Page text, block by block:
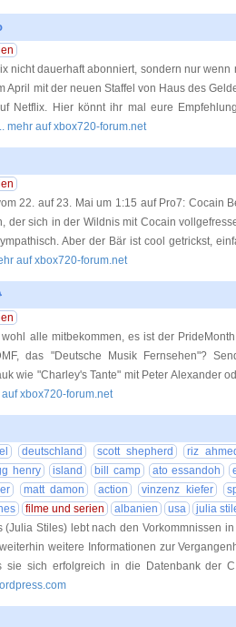
nicht dauerhaft abonniert, sondern nur
April mit der neuen Staffel von Haus des
Netflix. Hier könnt ihr mal eure
mehr auf xbox720-forum.net
22. auf 23. Mai um 1:15 auf Pro7: Cocain
der sich in der Wildnis mit Cocain
Aber der Bär ist cool getrickst,
auf xbox720-forum.net
alle mitbekommen, es ist der
das "Deutsche Musik Fernsehen"?
wie "Charley's Tante" mit Peter Alexander
auf xbox720-forum.net
deutschland scott shepherd
riz
henry island bill camp ato essandoh
matt damon action vinzenz kiefer
filme und serien albanien usa
julia
(Julia Stiles) lebt nach den Vorkommnissen
weitere Informationen zur
sie sich erfolgreich in die Datenbank der